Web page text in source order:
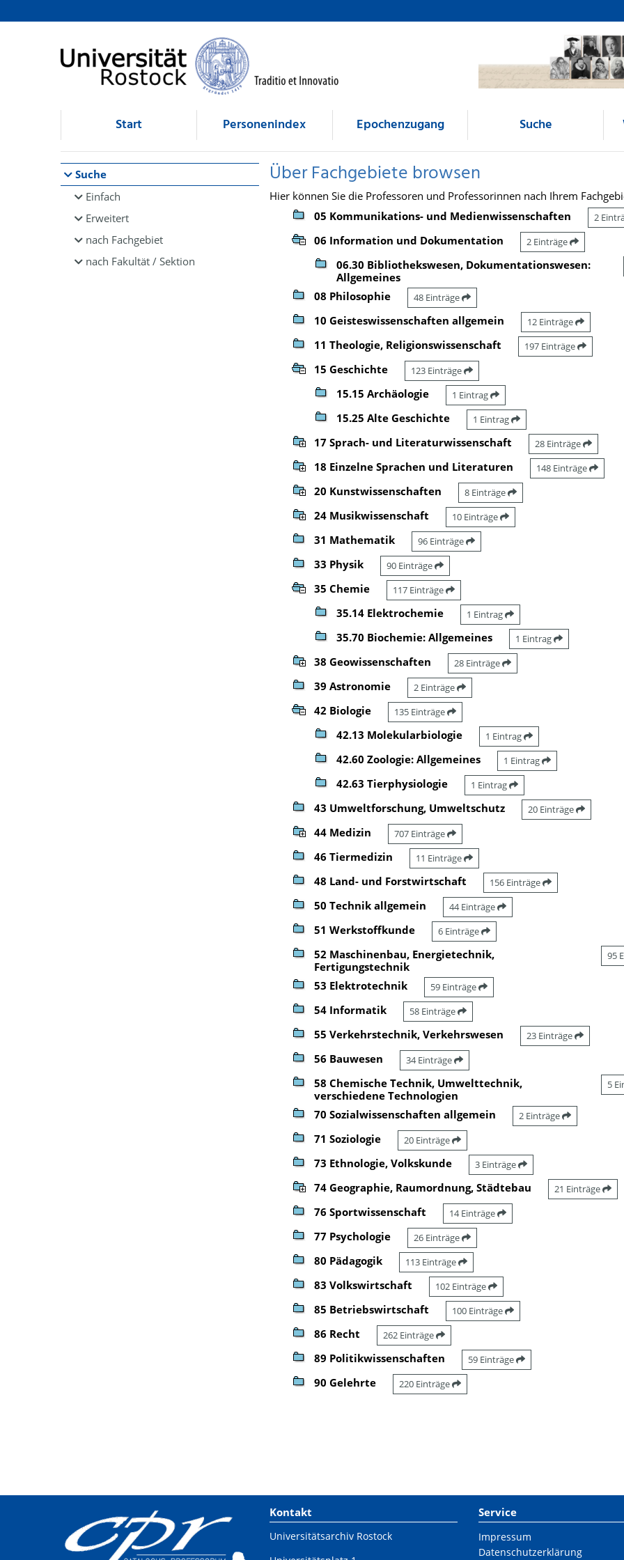
Browsen
direkt zum Inhalt
Start Personenindex Epochenzugang Suche
Suche
Einfach
Erweitert
nach Fachgebiet
nach Fakultät / Sektion
Über Fachgebiete browsen
Hier können Sie die Professoren und Professorinnen nach Ihrem
05 Kommunikations- und Medienwissenschaften
2
06 Information und Dokumentation 2 Einträge
06.30 Bibliothekswesen, Dokumentationswesen:
Allgemeines
08 Philosophie 48 Einträge
10 Geisteswissenschaften allgemein 12 Einträge
11 Theologie, Religionswissenschaft 197 Einträge
15 Geschichte 123 Einträge
15.15 Archäologie 1 Eintrag
15.25 Alte Geschichte 1 Eintrag
17 Sprach- und Literaturwissenschaft 28 Einträge
18 Einzelne Sprachen und Literaturen 148 Einträge
20 Kunstwissenschaften 8 Einträge
24 Musikwissenschaft 10 Einträge
31 Mathematik 96 Einträge
33 Physik 90 Einträge
35 Chemie 117 Einträge
35.14 Elektrochemie 1 Eintrag
35.70 Biochemie: Allgemeines 1 Eintrag
38 Geowissenschaften 28 Einträge
39 Astronomie 2 Einträge
42 Biologie 135 Einträge
42.13 Molekularbiologie 1 Eintrag
42.60 Zoologie: Allgemeines 1 Eintrag
42.63 Tierphysiologie 1 Eintrag
43 Umweltforschung, Umweltschutz 20 Einträge
44 Medizin 707 Einträge
46 Tiermedizin 11 Einträge
48 Land- und Forstwirtschaft 156 Einträge
50 Technik allgemein 44 Einträge
51 Werkstoffkunde 6 Einträge
52 Maschinenbau, Energietechnik,
Fertigungstechnik
95
53 Elektrotechnik 59 Einträge
54 Informatik 58 Einträge
55 Verkehrstechnik, Verkehrswesen 23 Einträge
56 Bauwesen 34 Einträge
58 Chemische Technik, Umwelttechnik,
verschiedene Technologien
5
70 Sozialwissenschaften allgemein 2 Einträge
71 Soziologie 20 Einträge
73 Ethnologie, Volkskunde 3 Einträge
74 Geographie, Raumordnung, Städtebau 21 Einträge
76 Sportwissenschaft 14 Einträge
77 Psychologie 26 Einträge
80 Pädagogik 113 Einträge
83 Volkswirtschaft 102 Einträge
85 Betriebswirtschaft 100 Einträge
86 Recht 262 Einträge
89 Politikwissenschaften 59 Einträge
90 Gelehrte 220 Einträge
Kontakt
Universitätsarchiv Rostock
Service
Impressum
Datenschutzerklärung